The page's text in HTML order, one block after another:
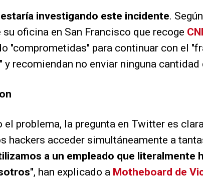
estaría investigando este incidente.
oficina en San Francisco que recoge
"comprometidas" para continuar con el
y recomiendan no enviar ninguna cantidad
el problema, la pregunta en Twitter es
hackers acceder simultáneamente a
a un empleado que literalmente
, han explicado a Motheboard de